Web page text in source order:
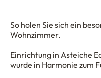
So holen Sie sich ein
Wohnzimmer.
Einrichtung in Asteiche
wurde in Harmonie zum